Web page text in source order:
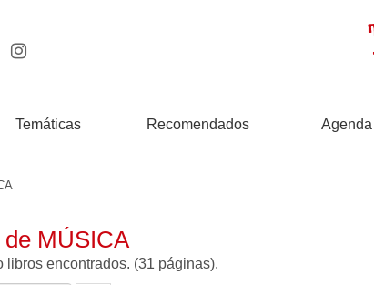
Temáticas Recomendados Agenda
de MÚSICA
libros encontrados. (31 páginas).